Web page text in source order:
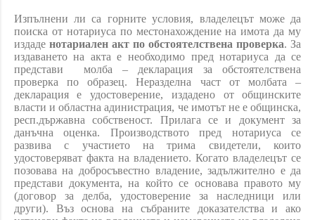
Изпълнени ли са горните условия, владелецът може да
поиска от нотариуса по местонахождение на имота да му
издаде нотариален акт по обстоятелствена проверка. За
издаването на акта е необходимо пред нотариуса да се
представи
молба – декларация за обстоятелствена
проверка по образец. Неразделна част от молбата –
декларация е удостоверение, издадено от общинските
власти и областна адинистрация, че имотът не е общинска,
респ.държавна собственост. Прилага се и документ за
данъчна оценка. Производството пред нотариуса се
развива с участието на трима свидетели, които
удостоверяват факта на владението. Когато владелецът се
позовава на добросъвестно владение, задължително е да
представи документа, на който се основава правото му
(договор за делба, удостоверение за наследници или
други). Въз основа на събраните доказателства и ако